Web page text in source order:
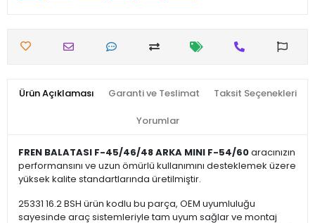
Ürün Açıklaması Garanti ve Teslimat Taksit Seçenekleri
Yorumlar
FREN BALATASI F-45/46/48 ARKA MINI F-54/60aracınızın
performansını ve uzun ömürlü kullanımını desteklemek üzere
yüksek kalite standartlarında üretilmiştir.
25331 16.2 BSH ürün kodlu bu parça, OEM uyumluluğu
sayesinde araç sistemleriyle tam uyum sağlar ve montaj